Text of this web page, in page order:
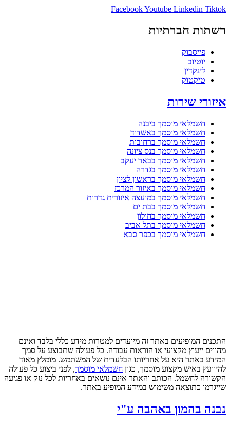
FacebookYoutube Linkedin Tiktok
רשתות חברתיות
פייסבוק
יוטיוב
לינקדין
טיקטוק
איזורי שירות
חשמלאי מוסמך ביבנה
חשמלאי מוסמך באשדוד
חשמלאי מוסמך ברחובות
חשמלאי מוסמך בנס ציונה
חשמלאי מוסמך בבאר יעקב
חשמלאי מוסמך בגדרה
חשמלאי מוסמך בראשון לציון
חשמלאי מוסמך באיזור המרכז
חשמלאי מוסמך במועצה איזורית גדרות
חשמלאי מוסמך בבת ים
חשמלאי מוסמך בחולון
חשמלאי מוסמך בתל אביב
חשמלאי מוסמך בכפר סבא
התכנים המופיעים באתר זה מיועדים למטרות מידע כללי בלבד ואינם
מהווים ייעוץ מקצועי או הוראות עבודה. כל פעולה שתבוצע על סמך
המידע באתר היא על אחריותו הבלעדית של המשתמש. מומלץ מאוד
להיוועץ באיש מקצוע מוסמך, כגון חשמלאי מוסמך, לפני ביצוע כל פעולה
הקשורה לחשמל. הכותב והאתר אינם נושאים באחריות לכל נזק או פגיעה
שייגרמו כתוצאה משימוש במידע המופיע באתר.
נבנה בהמון באהבה ע"י